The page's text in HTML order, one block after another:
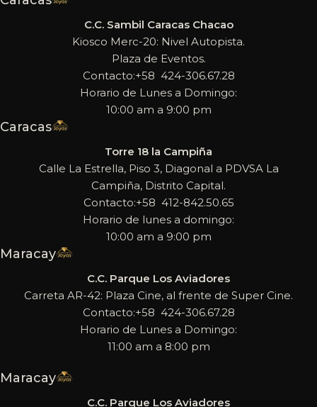
C.C. Sambil Caracas Chacao
Kiosco Merc-20: Nivel Autopista.
Plaza de Eventos.
Contacto:+58 424-306.67.28
Horario de Lunes a Domingo:
10:00 am a 9:00 pm
Caracas
Torre 18 la Campiña
Calle La Estrella, Piso 3, Diagonal a PDVSA La
Campiña, Distrito Capital.
Contacto:+58 412-842.50.65
Horario de lunes a domingo:
10:00 am a 9:00 pm
Maracay
C.C. Parque Los Aviadores
Carreta AR-42: Plaza Cine, al frente de Super Cine.
Contacto:+58 424-306.67.28
Horario de Lunes a Domingo:
11:00 am a 8:00 pm
Maracay
C.C. Parque Los Aviadores